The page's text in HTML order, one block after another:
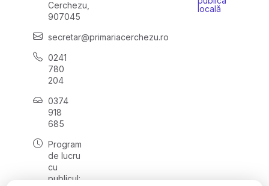
Cerchezu,
907045
secretar@primariacerchezu.ro
0241
780
204
0374
918
685
Program
de lucru
cu
publicul:
locală